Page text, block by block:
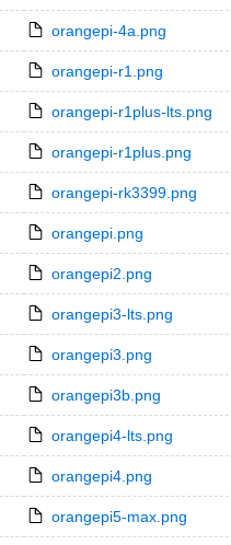
orangepi-4a.png
orangepi-r1.png
orangepi-r1plus-lts.png
orangepi-r1plus.png
orangepi-rk3399.png
orangepi.png
orangepi2.png
orangepi3-lts.png
orangepi3.png
orangepi3b.png
orangepi4-lts.png
orangepi4.png
orangepi5-max.png